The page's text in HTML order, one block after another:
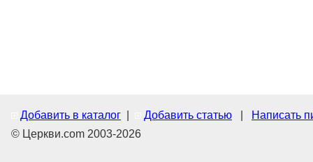
Добавить в каталог Добавить статью
Написать
© Церкви.com 2003-2026